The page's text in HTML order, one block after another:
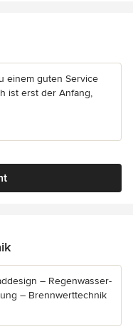
einem guten Service
ist erst der Anfang,
– Regenwasser-
– Brennwerttechnik